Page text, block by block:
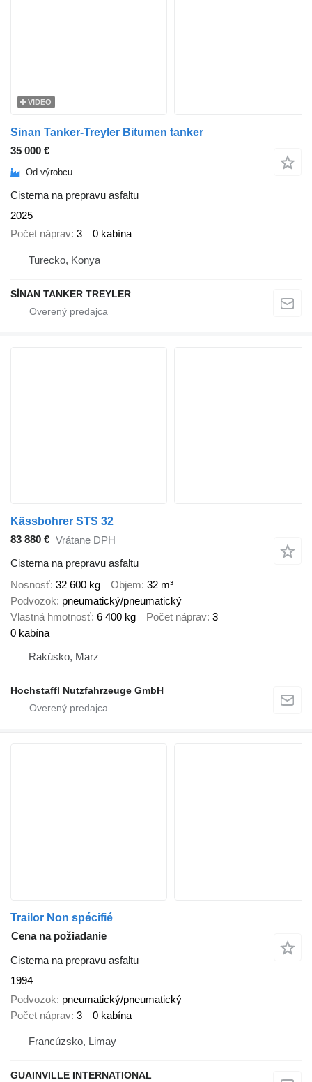
VIDEO
Sinan Tanker-Treyler Bitumen tanker
35 000 €
Od výrobcu
Cisterna na prepravu asfaltu
2025
Počet náprav 3 0 kabína
Turecko, Konya
SİNAN TANKER TREYLER
Kässbohrer STS 32
83 880 € Vrátane DPH
Cisterna na prepravu asfaltu
Nosnosť 32 600 kg Objem 32 m³
Podvozok pneumatický/pneumatický
Vlastná hmotnosť 6 400 kg Počet náprav 3
0 kabína
Rakúsko, Marz
Hochstaffl Nutzfahrzeuge GmbH
Trailor Non spécifié
Cena na požiadanie
Cisterna na prepravu asfaltu
1994
Podvozok pneumatický/pneumatický
Počet náprav 3 0 kabína
Francúzsko, Limay
GUAINVILLE INTERNATIONAL